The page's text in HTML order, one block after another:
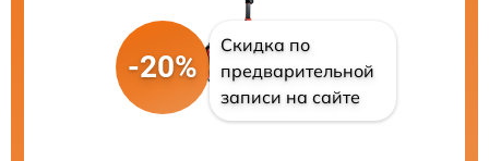
-20%
Скидка по
предварительной
записи на сайте